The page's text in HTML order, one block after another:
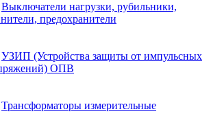
Выключатели нагрузки, рубильники,
предохранители
УЗИП (Устройства защиты от импульсных
ОПВ
Трансформаторы измерительные